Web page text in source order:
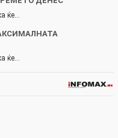
ќе…
ќе…